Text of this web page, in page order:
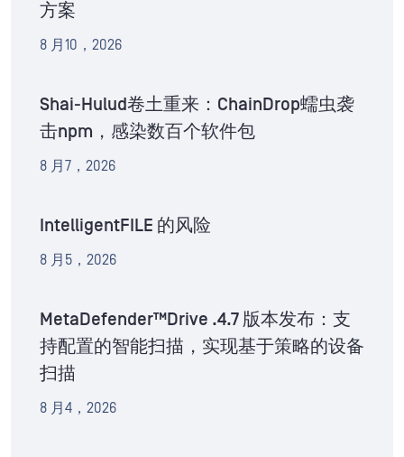
方案
8 月10，2026
Shai-Hulud卷土重来：ChainDrop蠕虫袭
击npm，感染数百个软件包
8 月7，2026
IntelligentFILE 的风险
8 月5，2026
MetaDefender™Drive .4.7 版本发布：支
持配置的智能扫描，实现基于策略的设备
扫描
8 月4，2026